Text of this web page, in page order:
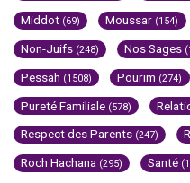
Middot (69) Moussar (154)
Non-Juifs (248) Nos Sages
Pessah (1508) Pourim (274)
Pureté Familiale (578)
Respect des Parents (247)
Roch Hachana (295) Santé